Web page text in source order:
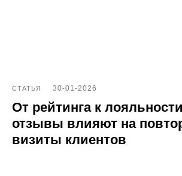
СТАТЬЯ 30-01-2026
От рейтинга к
отзывы влияют на
визиты клиентов
e-mail: help@pntr.io